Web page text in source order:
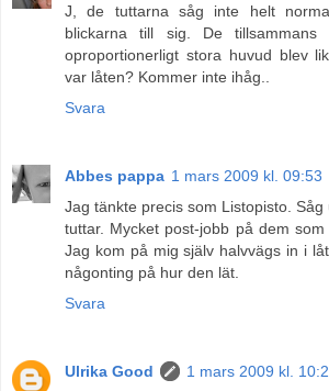
J, de tuttarna såg inte helt
blickarna till sig. De tillsammans
oproportionerligt stora huvud blev
var låten? Kommer inte ihåg..
Svara
Abbes pappa 1 mars 2009 kl. 09:53
Jag tänkte precis som Listopisto.
tuttar. Mycket post-jobb på dem som
Jag kom på mig själv halvvägs in i
någonting på hur den lät.
Svara
Ulrika Good
1 mars 2009 kl.